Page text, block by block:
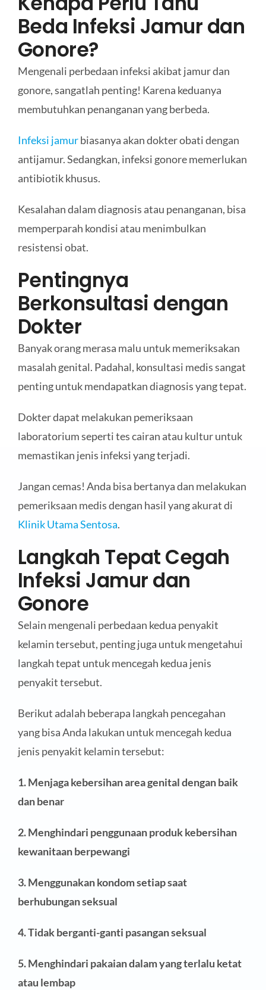
Beda Infeksi Jamur dan
Gonore?
Mengenali perbedaan infeksi akibat jamur dan
gonore, sangatlah penting! Karena keduanya
membutuhkan penanganan yang berbeda.
Infeksi jamurbiasanya akan dokter obati dengan
antijamur. Sedangkan, infeksi gonore memerlukan
antibiotik khusus.
Kesalahan dalam diagnosis atau penanganan, bisa
memperparah kondisi atau menimbulkan
resistensi obat.
Pentingnya
Berkonsultasi dengan
Dokter
Banyak orang merasa malu untuk memeriksakan
masalah genital. Padahal, konsultasi medis sangat
penting untuk mendapatkan diagnosis yang tepat.
Dokter dapat melakukan pemeriksaan
laboratorium seperti tes cairan atau kultur untuk
memastikan jenis infeksi yang terjadi.
Jangan cemas! Anda bisa bertanya dan melakukan
pemeriksaan medis dengan hasil yang akurat di
Klinik Utama Sentosa.
Langkah Tepat Cegah
Infeksi Jamur dan
Gonore
Selain mengenali perbedaan kedua penyakit
kelamin tersebut, penting juga untuk mengetahui
langkah tepat untuk mencegah kedua jenis
penyakit tersebut.
Berikut adalah beberapa langkah pencegahan
yang bisa Anda lakukan untuk mencegah kedua
jenis penyakit kelamin tersebut:
1. Menjaga kebersihan area genital dengan baik
dan benar
2. Menghindari penggunaan produk kebersihan
kewanitaan berpewangi
3. Menggunakan kondom setiap saat
berhubungan seksual
4. Tidak berganti-ganti pasangan seksual
5. Menghindari pakaian dalam yang terlalu ketat
atau lembap